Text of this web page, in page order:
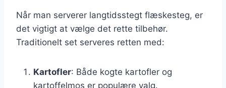
Når man serverer langtidsstegt flæskesteg, er
det vigtigt at vælge det rette tilbehør.
Traditionelt set serveres retten med:
Kartofler: Både kogte kartofler og
kartoffelmos er populære valg.